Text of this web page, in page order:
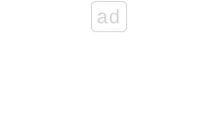
ad